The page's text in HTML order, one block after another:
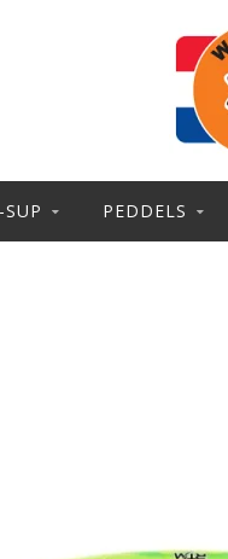
PEDDELS